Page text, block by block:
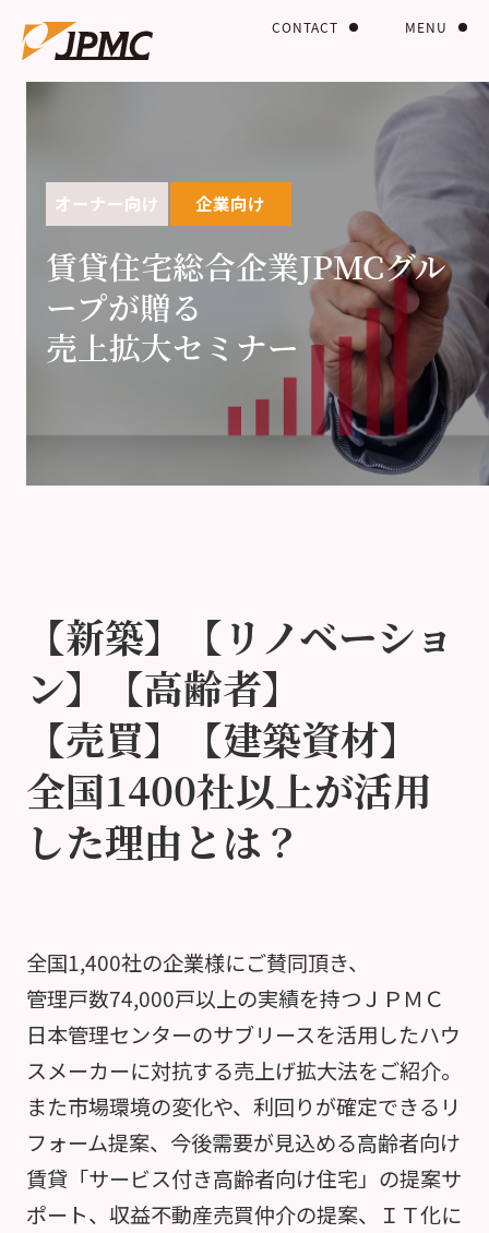
MENU
CONTACT
オーナー向け 企業向け
賃貸住宅総合企業JPMCグル
ープが贈る
売上拡大セミナー
【新築】【リノベーショ
ン】【高齢者】
【売買】【建築資材】
全国1400社以上が活用
した理由とは？
全国1,400社の企業様にご賛同頂き、
管理戸数74,000戸以上の実績を持つＪＰＭＣ
日本管理センターのサブリースを活用したハウ
スメーカーに対抗する売上げ拡大法をご紹介。
また市場環境の変化や、利回りが確定できるリ
フォーム提案、今後需要が見込める高齢者向け
賃貸「サービス付き高齢者向け住宅」の提案サ
ポート、収益不動産売買仲介の提案、ＩＴ化に